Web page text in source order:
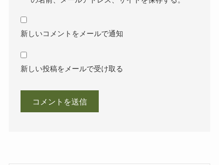
新しいコメントをメールで通知
新しい投稿をメールで受け取る